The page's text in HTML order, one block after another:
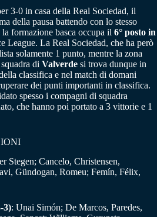
3-0 in casa della Real Sociedad, il
della pausa battendo con lo stesso
formazione basca occupa il 6° posto in
League. La Real Sociedad, che ha però
solamente 1 punto, mentre la zona
di Valverde si trova dunque in
classifica e nel match di domani
dei punti importanti in classifica.
spesso i compagni di squadra
che hanno poi portato a 3 vittorie e 1
Stegen; Cancelo, Christensen,
Gündogan, Romeu; Femín, Félix,
3): Unai Simón; De Marcos, Paredes,